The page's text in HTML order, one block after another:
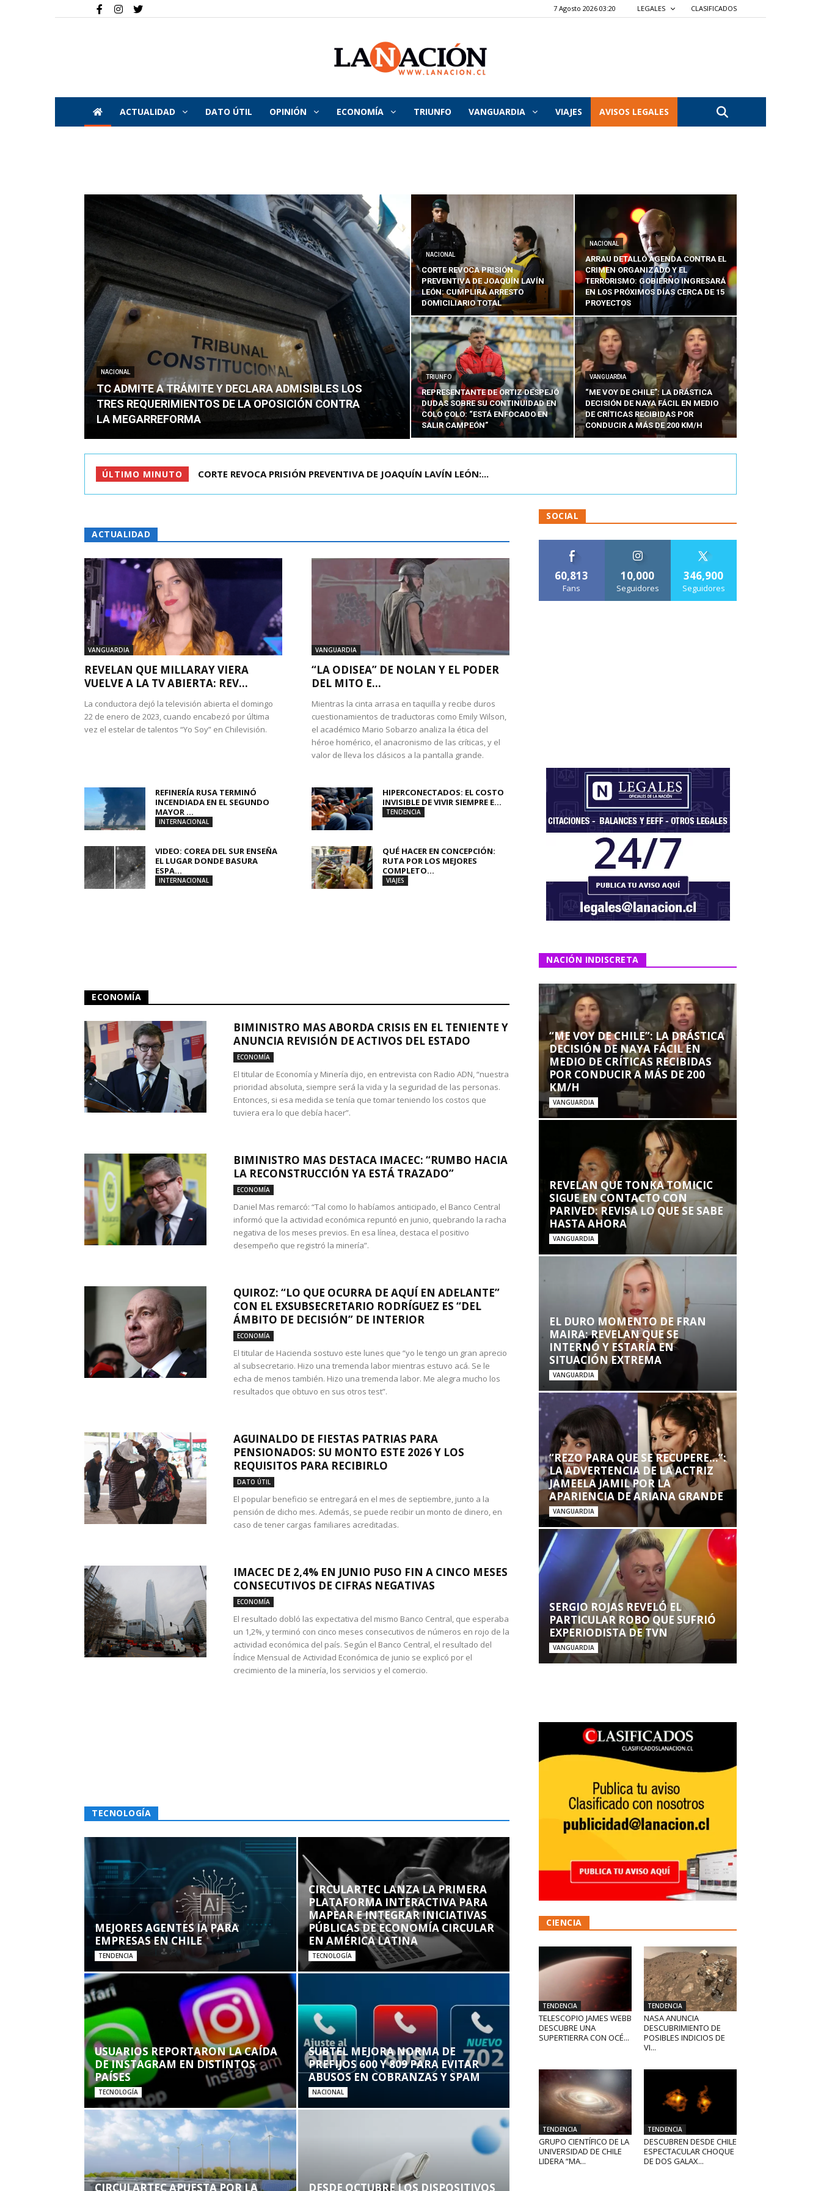
7 Agosto 2026 03:20 LEGALES CLASIFICADOS
La
Nación
ACTUALIDAD DATO ÚTIL OPINIÓN ECONOMÍA TRIUNFO VANGUARDIA VIAJES AVISOS LEGALES
NACIONAL
TC ADMITE A TRÁMITE Y DECLARA ADMISIBLES LOS
TRES REQUERIMIENTOS DE LA OPOSICIÓN CONTRA
LA MEGARREFORMA
NACIONAL
CORTE REVOCA PRISIÓN
PREVENTIVA DE JOAQUÍN LAVÍN
LEÓN: CUMPLIRÁ ARRESTO
DOMICILIARIO TOTAL
NACIONAL
ARRAU DETALLÓ AGENDA CONTRA EL
CRIMEN ORGANIZADO Y EL
TERRORISMO: GOBIERNO INGRESARÁ
EN LOS PRÓXIMOS DÍAS CERCA DE 15
PROYECTOS
TRIUNFO
REPRESENTANTE DE ORTIZ DESPEJÓ
DUDAS SOBRE SU CONTINUIDAD EN
COLO COLO: “ESTÁ ENFOCADO EN
SALIR CAMPEÓN”
VANGUARDIA
“ME VOY DE CHILE”: LA DRÁSTICA
DECISIÓN DE NAYA FÁCIL EN MEDIO
DE CRÍTICAS RECIBIDAS POR
CONDUCIR A MÁS DE 200 KM/H
ÚLTIMO MINUTO ARRAU DETALLÓ AGENDA CONTRA EL CRIMEN ORGANIZADO Y EL ...
ACTUALIDAD
VANGUARDIA
REVELAN QUE MILLARAY VIERA
VUELVE A LA TV ABIERTA: REV...
La conductora dejó la televisión abierta el domingo
22 de enero de 2023, cuando encabezó por última
vez el estelar de talentos “Yo Soy” en Chilevisión.
VANGUARDIA
“LA ODISEA” DE NOLAN Y EL PODER
DEL MITO E...
Mientras la cinta arrasa en taquilla y recibe duros
cuestionamientos de traductoras como Emily Wilson,
el académico Mario Sobarzo analiza la ética del
héroe homérico, el anacronismo de las críticas, y el
valor de lleva los clásicos a la pantalla grande.
REFINERÍA RUSA TERMINÓ
INCENDIADA EN EL SEGUNDO
MAYOR ...
INTERNACIONAL
HIPERCONECTADOS: EL COSTO
INVISIBLE DE VIVIR SIEMPRE E...
TENDENCIA
VIDEO: COREA DEL SUR ENSEÑA
EL LUGAR DONDE BASURA
ESPA...
INTERNACIONAL
QUÉ HACER EN CONCEPCIÓN:
RUTA POR LOS MEJORES
COMPLETO...
VIAJES
ECONOMÍA
BIMINISTRO MAS ABORDA CRISIS EN EL TENIENTE Y
ANUNCIA REVISIÓN DE ACTIVOS DEL ESTADO
ECONOMÍA
El titular de Economía y Minería dijo, en entrevista con Radio ADN, “nuestra
prioridad absoluta, siempre será la vida y la seguridad de las personas.
Entonces, si esa medida se tenía que tomar teniendo los costos que
tuviera era lo que debía hacer”.
BIMINISTRO MAS DESTACA IMACEC: “RUMBO HACIA
LA RECONSTRUCCIÓN YA ESTÁ TRAZADO”
ECONOMÍA
Daniel Mas remarcó: “Tal como lo habíamos anticipado, el Banco Central
informó que la actividad económica repuntó en junio, quebrando la racha
negativa de los meses previos. En esa línea, destaca el positivo
desempeño que registró la minería”.
QUIROZ: “LO QUE OCURRA DE AQUÍ EN ADELANTE”
CON EL EXSUBSECRETARIO RODRÍGUEZ ES “DEL
ÁMBITO DE DECISIÓN” DE INTERIOR
ECONOMÍA
El titular de Hacienda sostuvo este lunes que “yo le tengo un gran aprecio
al subsecretario. Hizo una tremenda labor mientras estuvo acá. Se le
echa de menos también. Hizo una tremenda labor. Me alegra mucho los
resultados que obtuvo en sus otros test”.
AGUINALDO DE FIESTAS PATRIAS PARA
PENSIONADOS: SU MONTO ESTE 2026 Y LOS
REQUISITOS PARA RECIBIRLO
DATO ÚTIL
El popular beneficio se entregará en el mes de septiembre, junto a la
pensión de dicho mes. Además, se puede recibir un monto de dinero, en
caso de tener cargas familiares acreditadas.
IMACEC DE 2,4% EN JUNIO PUSO FIN A CINCO MESES
CONSECUTIVOS DE CIFRAS NEGATIVAS
ECONOMÍA
El resultado dobló las expectativa del mismo Banco Central, que esperaba
un 1,2%, y terminó con cinco meses consecutivos de números en rojo de la
actividad económica del país. Según el Banco Central, el resultado del
Índice Mensual de Actividad Económica de junio se explicó por el
crecimiento de la minería, los servicios y el comercio.
TECNOLOGÍA
MEJORES AGENTES IA PARA
EMPRESAS EN CHILE
TENDENCIA
CIRCULARTEC LANZA LA PRIMERA
PLATAFORMA INTERACTIVA PARA
MAPEAR E INTEGRAR INICIATIVAS
PÚBLICAS DE ECONOMÍA CIRCULAR
EN AMÉRICA LATINA
TECNOLOGÍA
USUARIOS REPORTARON LA CAÍDA
DE INSTAGRAM EN DISTINTOS
PAÍSES
TECNOLOGÍA
SUBTEL MEJORA NORMA DE
PREFIJOS 600 Y 809 PARA EVITAR
ABUSOS EN COBRANZAS Y SPAM
NACIONAL
CIRCULARTEC APUESTA POR LA DESDE OCTUBRE LOS DISPOSITIVOS
SOCIAL
60,813
Fans
10,000
Seguidores
346,900
Seguidores
NACIÓN INDISCRETA
“ME VOY DE CHILE”: LA DRÁSTICA
DECISIÓN DE NAYA FÁCIL EN
MEDIO DE CRÍTICAS RECIBIDAS
POR CONDUCIR A MÁS DE 200
KM/H
VANGUARDIA
REVELAN QUE TONKA TOMICIC
SIGUE EN CONTACTO CON
PARIVED: REVISA LO QUE SE SABE
HASTA AHORA
VANGUARDIA
EL DURO MOMENTO DE FRAN
MAIRA: REVELAN QUE SE
INTERNÓ Y ESTARÍA EN
SITUACIÓN EXTREMA
VANGUARDIA
“REZO PARA QUE SE RECUPERE…”:
LA ADVERTENCIA DE LA ACTRIZ
JAMEELA JAMIL POR LA
APARIENCIA DE ARIANA GRANDE
VANGUARDIA
SERGIO ROJAS REVELÓ EL
PARTICULAR ROBO QUE SUFRIÓ
EXPERIODISTA DE TVN
VANGUARDIA
CIENCIA
TENDENCIA
TELESCOPIO JAMES WEBB
DESCUBRE UNA
SUPERTIERRA CON OCÉ...
TENDENCIA
NASA ANUNCIA
DESCUBRIMIENTO DE
POSIBLES INDICIOS DE
VI...
TENDENCIA
GRUPO CIENTÍFICO DE LA
UNIVERSIDAD DE CHILE
LIDERA “MA...
TENDENCIA
DESCUBREN DESDE CHILE
ESPECTACULAR CHOQUE
DE DOS GALAX...